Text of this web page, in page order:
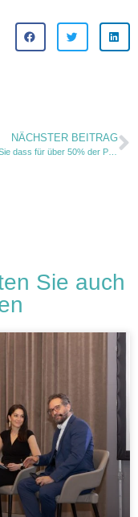
NÄCHSTER BEITRAG
#WusstenSie dass für über 50% der Privatinvestor*innen Geld und Werte zusammengehören?
Sie auch